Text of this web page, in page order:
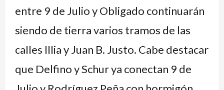
entre 9 de Julio y Obligado continuarán
siendo de tierra varios tramos de las
calles Illia y Juan B. Justo. Cabe destacar
que Delfino y Schur ya conectan 9 de